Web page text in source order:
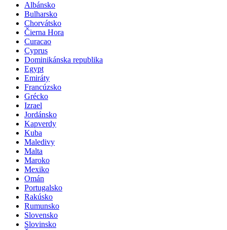
Albánsko
Bulharsko
Chorvátsko
Čierna Hora
Curacao
Cyprus
Dominikánska republika
Egypt
Emiráty
Francúzsko
Grécko
Izrael
Jordánsko
Kapverdy
Kuba
Maledivy
Malta
Maroko
Mexiko
Omán
Portugalsko
Rakúsko
Rumunsko
Slovensko
Slovinsko